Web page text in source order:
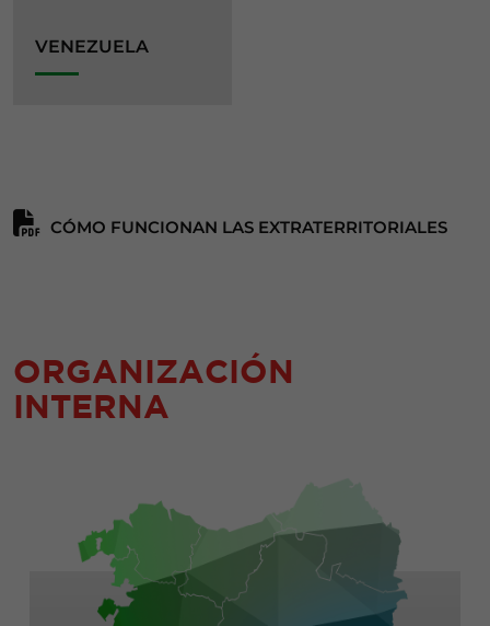
VENEZUELA
CÓMO FUNCIONAN LAS EXTRATERRITORIALES
ORGANIZACIÓN
INTERNA